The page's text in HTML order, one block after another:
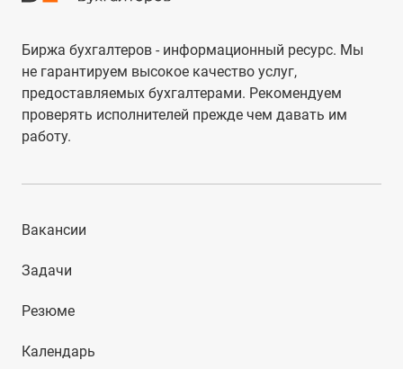
Биржа бухгалтеров - информационный ресурс. Мы
не гарантируем высокое качество услуг,
предоставляемых бухгалтерами. Рекомендуем
проверять исполнителей прежде чем давать им
работу.
Вакансии
Задачи
Резюме
Календарь